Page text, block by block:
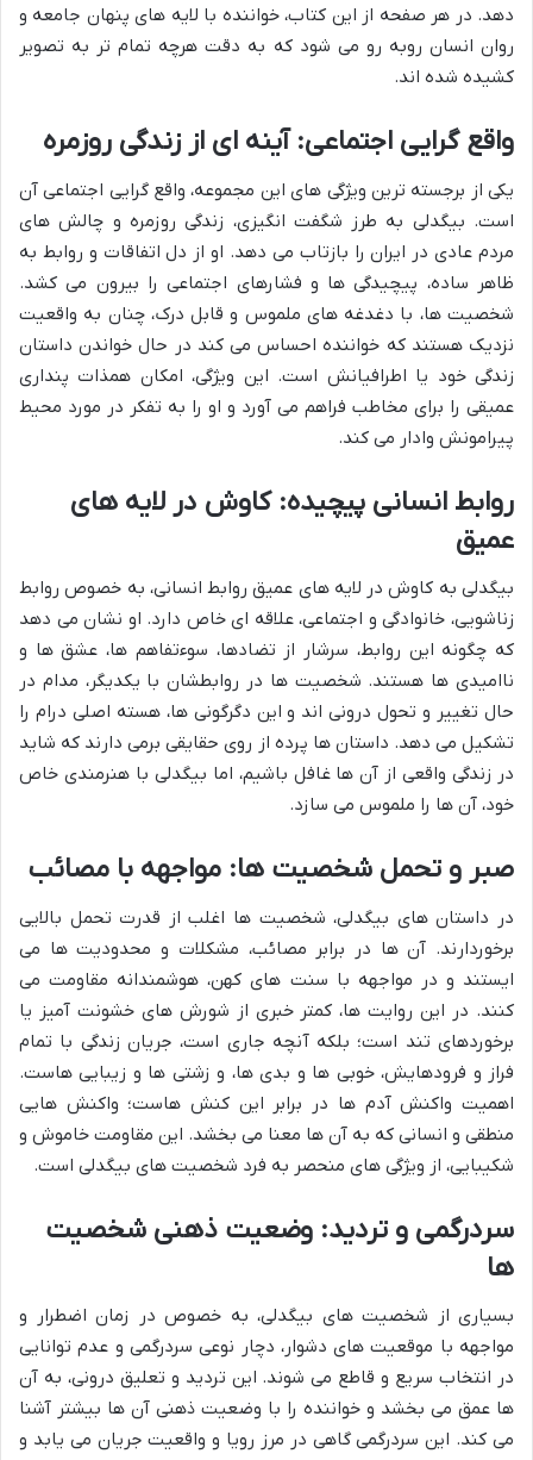
دهد. در هر صفحه از این کتاب، خواننده با لایه های پنهان جامعه و
روان انسان روبه رو می شود که به دقت هرچه تمام تر به تصویر
کشیده شده اند.
واقع گرایی اجتماعی: آینه ای از زندگی روزمره
یکی از برجسته ترین ویژگی های این مجموعه، واقع گرایی اجتماعی آن
است. بیگدلی به طرز شگفت انگیزی، زندگی روزمره و چالش های
مردم عادی در ایران را بازتاب می دهد. او از دل اتفاقات و روابط به
ظاهر ساده، پیچیدگی ها و فشارهای اجتماعی را بیرون می کشد.
شخصیت ها، با دغدغه های ملموس و قابل درک، چنان به واقعیت
نزدیک هستند که خواننده احساس می کند در حال خواندن داستان
زندگی خود یا اطرافیانش است. این ویژگی، امکان همذات پنداری
عمیقی را برای مخاطب فراهم می آورد و او را به تفکر در مورد محیط
پیرامونش وادار می کند.
روابط انسانی پیچیده: کاوش در لایه های
عمیق
بیگدلی به کاوش در لایه های عمیق روابط انسانی، به خصوص روابط
زناشویی، خانوادگی و اجتماعی، علاقه ای خاص دارد. او نشان می دهد
که چگونه این روابط، سرشار از تضادها، سوءتفاهم ها، عشق ها و
ناامیدی ها هستند. شخصیت ها در روابطشان با یکدیگر، مدام در
حال تغییر و تحول درونی اند و این دگرگونی ها، هسته اصلی درام را
تشکیل می دهد. داستان ها پرده از روی حقایقی برمی دارند که شاید
در زندگی واقعی از آن ها غافل باشیم، اما بیگدلی با هنرمندی خاص
خود، آن ها را ملموس می سازد.
صبر و تحمل شخصیت ها: مواجهه با مصائب
در داستان های بیگدلی، شخصیت ها اغلب از قدرت تحمل بالایی
برخوردارند. آن ها در برابر مصائب، مشکلات و محدودیت ها می
ایستند و در مواجهه با سنت های کهن، هوشمندانه مقاومت می
کنند. در این روایت ها، کمتر خبری از شورش های خشونت آمیز یا
برخوردهای تند است؛ بلکه آنچه جاری است، جریان زندگی با تمام
فراز و فرودهایش، خوبی ها و بدی ها، و زشتی ها و زیبایی هاست.
اهمیت واکنش آدم ها در برابر این کنش هاست؛ واکنش هایی
منطقی و انسانی که به آن ها معنا می بخشد. این مقاومت خاموش و
شکیبایی، از ویژگی های منحصر به فرد شخصیت های بیگدلی است.
سردرگمی و تردید: وضعیت ذهنی شخصیت
ها
بسیاری از شخصیت های بیگدلی، به خصوص در زمان اضطرار و
مواجهه با موقعیت های دشوار، دچار نوعی سردرگمی و عدم توانایی
در انتخاب سریع و قاطع می شوند. این تردید و تعلیق درونی، به آن
ها عمق می بخشد و خواننده را با وضعیت ذهنی آن ها بیشتر آشنا
می کند. این سردرگمی گاهی در مرز رویا و واقعیت جریان می یابد و